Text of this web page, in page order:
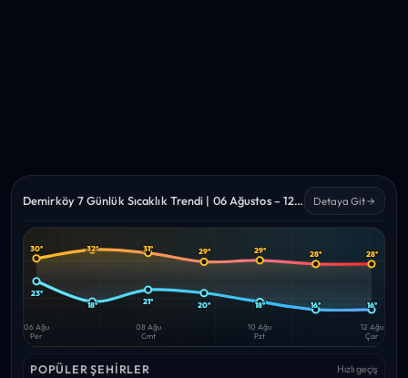
Demirköy 7 Günlük Sıcaklık Trendi | 06 Ağustos – 12 Ağustos 2026 Detaya Git
Yüksek Düşük
30°
23°
32°
18°
31°
21°
29°
20°
29°
18°
28°
16°
28°
16°
06 Ağu
Per
08 Ağu
Cmt
10 Ağu
Pzt
12 Ağu
Çar
POPÜLER ŞEHIRLER Hızlı geçiş